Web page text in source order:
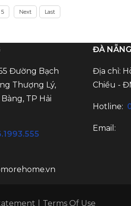
5 Next Last
Đường Bạch
Thượng Lý,
TP Hải
ĐÀ NẴNG
Địa chỉ:
Chiều -
Hotline:
Email:
Terms Of Use